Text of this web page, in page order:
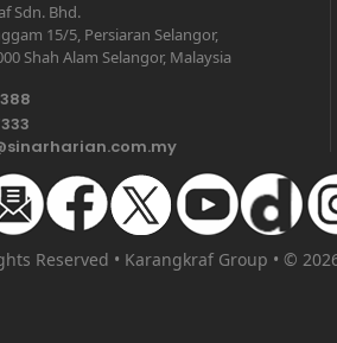
Sdn. Bhd.
15/5, Persiaran Selangor,
Shah Alam Selangor, Malaysia
Reserved • Karangkraf Group • ©